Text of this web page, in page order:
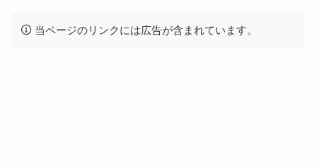
当ページのリンクには広告が含まれています。